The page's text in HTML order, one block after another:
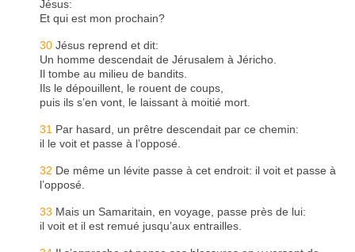
Jésus:
Et qui est mon prochain?
30 Jésus reprend et dit:
Un homme descendait de Jérusalem à Jéricho.
Il tombe au milieu de bandits.
Ils le dépouillent, le rouent de coups,
puis ils s’en vont, le laissant à moitié mort.
31 Par hasard, un prêtre descendait par ce chemin:
il le voit et passe à l’opposé.
32 De même un lévite passe à cet endroit: il voit et passe à
l’opposé.
33 Mais un Samaritain, en voyage, passe près de lui:
il voit et il est remué jusqu’aux entrailles.